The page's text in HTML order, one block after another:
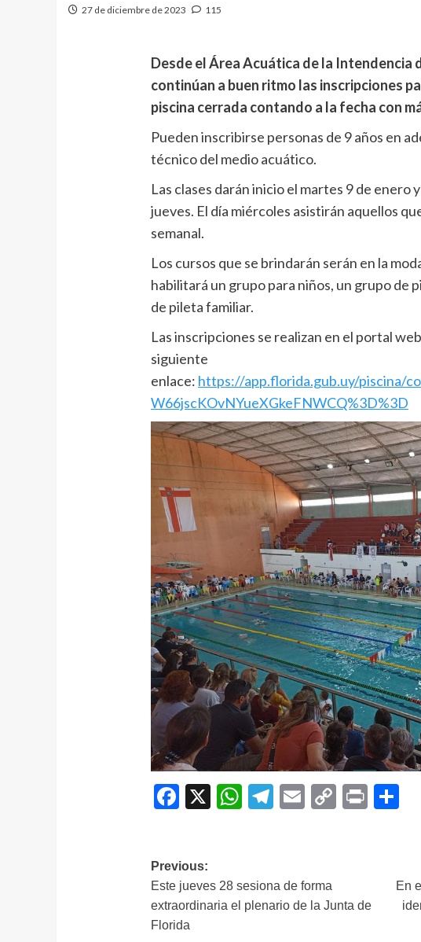
27 de diciembre de 2023 115
Desde el Área Acuática de la Intendencia
continúan a buen ritmo las inscripciones
piscina cerrada contando a la fecha con
Pueden inscribirse personas de 9 años en
técnico del medio acuático.
Las clases darán inicio el martes 9 de enero
jueves. El día miércoles asistirán aquellos
semanal.
Los cursos que se brindarán serán en la
habilitará un grupo para niños, un grupo de
de pileta familiar.
Las inscripciones se realizan en el portal
siguiente
enlace: https://app.florida.gub.uy/piscina/
W66jscKOvNYueXGkeFNWCQ%3D%3D
Facebook
X WhatsApp
Telegram
EmailCopyPrint
Navegación
de
entradas
Previous:
Este jueves 28 sesiona de forma
extraordinaria el plenario de la Junta de
Florida
En